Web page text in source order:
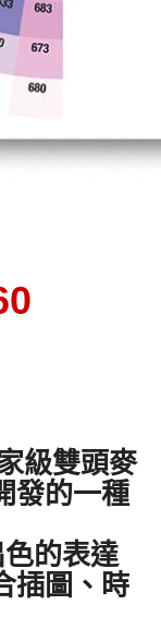
級雙頭麥
發的一種
的表達
插圖、時